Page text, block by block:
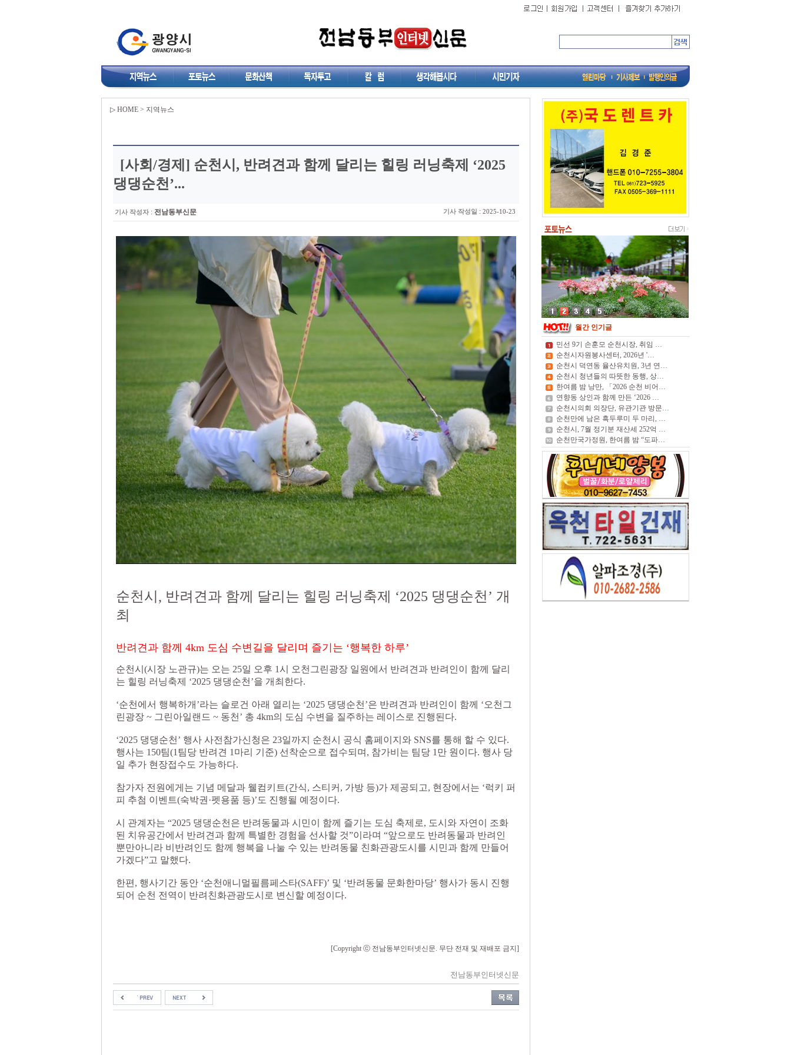
▷ HOME > 지역뉴스
[사회/경제] 순천시, 반려견과 함께 달리는 힐링 러닝축제 ‘2025
댕댕순천’...
기사 작성자: 전남동부신문 기사 작성일 : 2025-10-23
순천시, 반려견과 함께 달리는 힐링 러닝축제 ‘2025 댕댕순천’ 개
최
반려견과 함께 4km 도심 수변길을 달리며 즐기는 ‘행복한 하루’
순천시(시장 노관규)는 오는 25일 오후 1시 오천그린광장 일원에서 반려견과 반려인이 함께 달리
는 힐링 러닝축제 ‘2025 댕댕순천’을 개최한다.
‘순천에서 행복하개’라는 슬로건 아래 열리는 ‘2025 댕댕순천’은 반려견과 반려인이 함께 ‘오천그
린광장 ~ 그린아일랜드 ~ 동천’ 총 4km의 도심 수변을 질주하는 레이스로 진행된다.
‘2025 댕댕순천’ 행사 사전참가신청은 23일까지 순천시 공식 홈페이지와 SNS를 통해 할 수 있다.
행사는 150팀(1팀당 반려견 1마리 기준) 선착순으로 접수되며, 참가비는 팀당 1만 원이다. 행사 당
일 추가 현장접수도 가능하다.
참가자 전원에게는 기념 메달과 웰컴키트(간식, 스티커, 가방 등)가 제공되고, 현장에서는 ‘럭키 퍼
피 추첨 이벤트(숙박권·펫용품 등)’도 진행될 예정이다.
시 관계자는 “2025 댕댕순천은 반려동물과 시민이 함께 즐기는 도심 축제로, 도시와 자연이 조화
된 치유공간에서 반려견과 함께 특별한 경험을 선사할 것”이라며 “앞으로도 반려동물과 반려인
뿐만아니라 비반려인도 함께 행복을 나눌 수 있는 반려동물 친화관광도시를 시민과 함께 만들어
가겠다”고 말했다.
한편, 행사기간 동안 ‘순천애니멀필름페스타(SAFF)’ 및 ‘반려동물 문화한마당’ 행사가 동시 진행
되어 순천 전역이 반려친화관광도시로 변신할 예정이다.
[Copyright ⓒ 전남동부인터넷신문. 무단 전재 및 재배포 금지]
전남동부인터넷신문
월간 인기글
민선 9기 손훈모 순천시장, 취임 …
순천시자원봉사센터, 2026년 '…
순천시 덕연동 율산유치원, 3년 연…
순천시 청년들의 따뜻한 동행, 상…
한여름 밤 낭만, 「2026 순천 비어…
연향동 상인과 함께 만든 ‘2026 …
순천시의회 의장단, 유관기관 방문…
순천만에 남은 흑두루미 두 마리, …
순천시, 7월 정기분 재산세 252억 …
순천만국가정원, 한여름 밤 “도파…